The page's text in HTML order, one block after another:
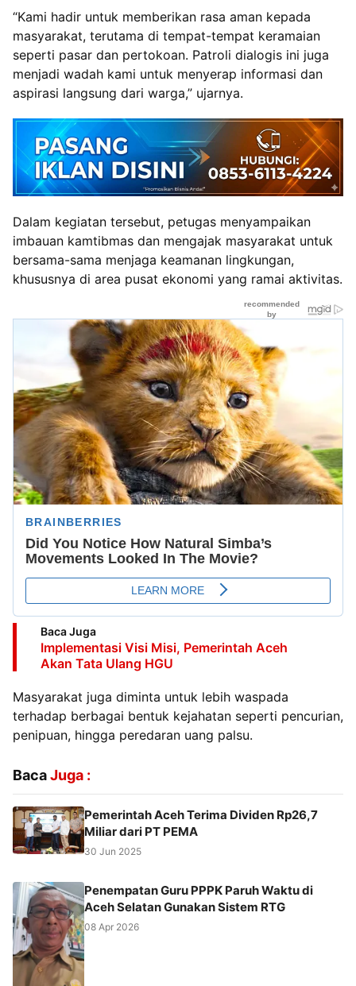
“Kami hadir untuk memberikan rasa aman kepada
masyarakat, terutama di tempat-tempat keramaian
seperti pasar dan pertokoan. Patroli dialogis ini juga
menjadi wadah kami untuk menyerap informasi dan
aspirasi langsung dari warga,” ujarnya.
Dalam kegiatan tersebut, petugas menyampaikan
imbauan kamtibmas dan mengajak masyarakat untuk
bersama-sama menjaga keamanan lingkungan,
khususnya di area pusat ekonomi yang ramai aktivitas.
Baca Juga
Implementasi Visi Misi, Pemerintah Aceh
Akan Tata Ulang HGU
Masyarakat juga diminta untuk lebih waspada
terhadap berbagai bentuk kejahatan seperti pencurian,
penipuan, hingga peredaran uang palsu.
BacaJuga :
Pemerintah Aceh Terima Dividen Rp26,7
Miliar dari PT PEMA
30 Jun 2025
Penempatan Guru PPPK Paruh Waktu di
Aceh Selatan Gunakan Sistem RTG
08 Apr 2026